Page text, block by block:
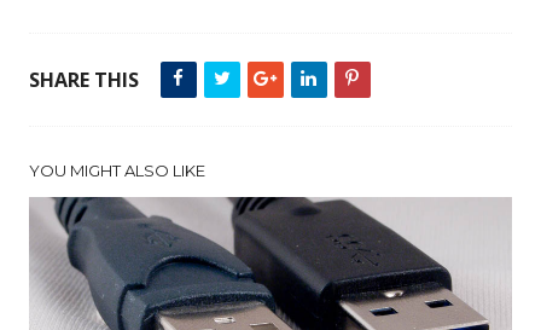
SHARE THIS
YOU MIGHT ALSO LIKE